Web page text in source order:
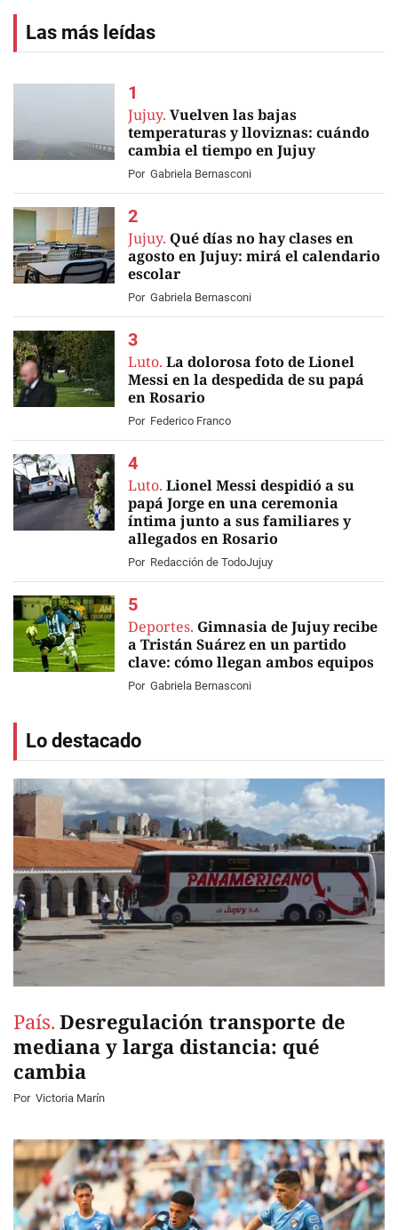
Las más leídas
Jujuy. Vuelven las bajas
temperaturas y lloviznas: cuándo
cambia el tiempo en Jujuy
Por Gabriela Bernasconi
Jujuy. Qué días no hay clases en
agosto en Jujuy: mirá el calendario
escolar
Por Gabriela Bernasconi
Luto. La dolorosa foto de Lionel
Messi en la despedida de su papá
en Rosario
Por Federico Franco
Luto. Lionel Messi despidió a su
papá Jorge en una ceremonia
íntima junto a sus familiares y
allegados en Rosario
Por Redacción de TodoJujuy
Deportes. Gimnasia de Jujuy recibe
a Tristán Suárez en un partido
clave: cómo llegan ambos equipos
Por Gabriela Bernasconi
Lo destacado
País. Desregulación transporte de
mediana y larga distancia: qué
cambia
Por Victoria Marín